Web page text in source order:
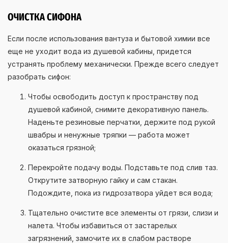
ОЧИСТКА СИФОНА
Если после использования вантуза и бытовой химии все
еще не уходит вода из душевой кабины, придется
устранять проблему механически. Прежде всего следует
разобрать сифон:
Чтобы освободить доступ к пространству под
душевой кабиной, снимите декоративную панель.
Наденьте резиновые перчатки, держите под рукой
швабры и ненужные тряпки — работа может
оказаться грязной;
Перекройте подачу воды. Подставьте под слив таз.
Открутите затворную гайку и сам стакан.
Подождите, пока из гидрозатвора уйдет вся вода;
Тщательно очистите все элементы от грязи, слизи и
налета. Чтобы избавиться от застарелых
загрязнений, замочите их в слабом растворе